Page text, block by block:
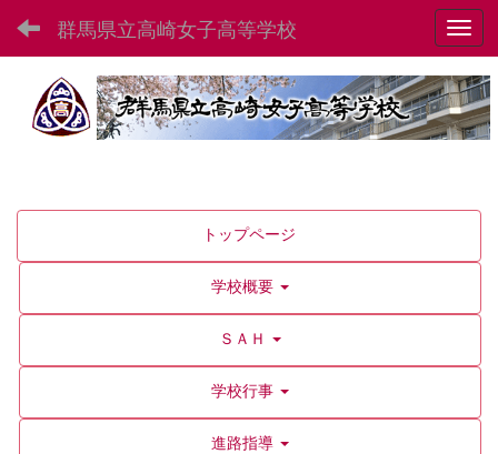
群馬県立高崎女子高等学校
トップページ
学校概要
ＳＡＨ
学校行事
進路指導